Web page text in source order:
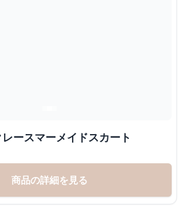
ースマーメイドスカート
商品の詳細を見る